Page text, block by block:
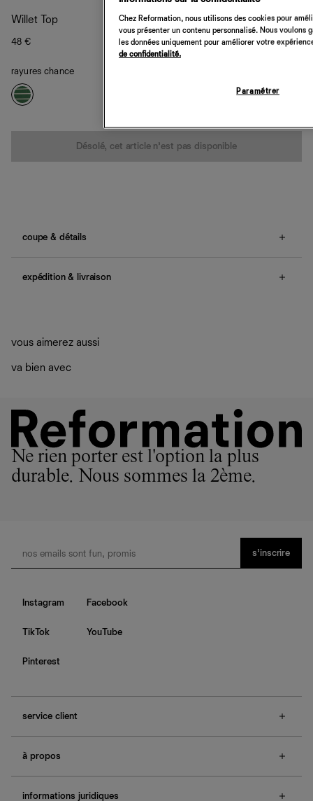
Willet Top
48 €
rayures chance
Désolé, cet article n’est pas disponible
coupe & détails
expédition & livraison
vous aimerez aussi
va bien avec
Ne rien porter est l'option la plus
durable. Nous sommes la 2ème.
s’inscrire
Instagram Facebook
TikTok YouTube
Pinterest
service client
contactez-nous
guide des tailles
e-cartes cadeaux
à propos
informations juridiques
Chez Reformation, nous utilisons des cookies pour
vous présenter un contenu personnalisé. Nous
les données uniquement pour améliorer votre
de confidentialité.
Paramétrer